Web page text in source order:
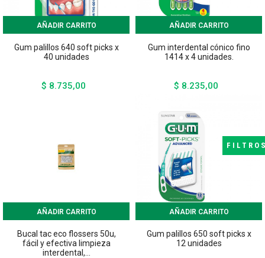
AÑADIR CARRITO
Gum palillos 640 soft picks x
40 unidades
$ 8.735,00
AÑADIR CARRITO
Gum interdental cónico fino
1414 x 4 unidades.
$ 8.235,00
AÑADIR CARRITO
Bucal tac eco flossers 50u,
fácil y efectiva limpieza
interdental,...
AÑADIR CARRITO
Gum palillos 650 soft picks x
12 unidades